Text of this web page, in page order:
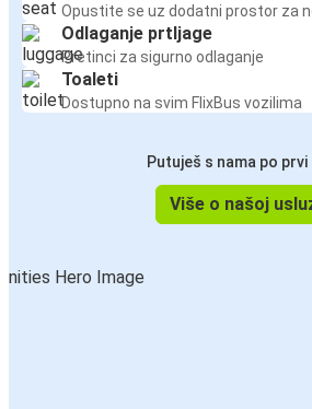
Opustite se uz dodatni prostor za
Odlaganje prtljage
Pretinci za sigurno odlaganje
Toaleti
Dostupno na svim FlixBus vozilima
Putuješ s nama po prvi
Više o našoj